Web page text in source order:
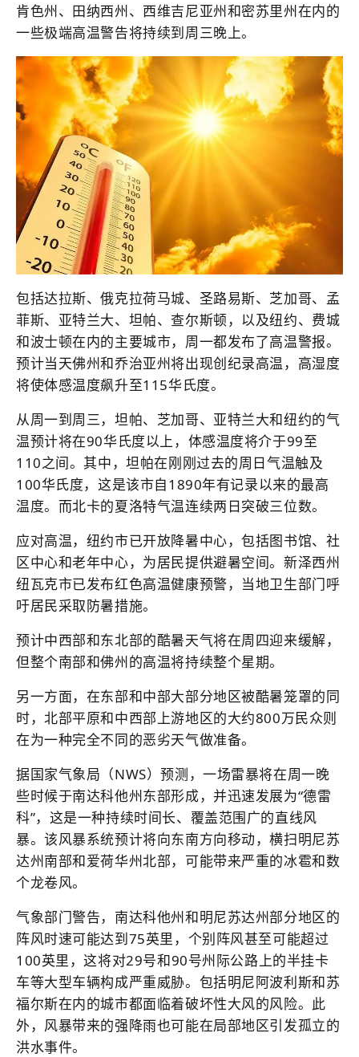
肯色州、田纳西州、西维吉尼亚州和密苏里州在内的
一些极端高温警告将持续到周三晚上。
包括达拉斯、俄克拉荷马城、圣路易斯、芝加哥、孟
菲斯、亚特兰大、坦帕、查尔斯顿，以及纽约、费城
和波士顿在内的主要城市，周一都发布了高温警报。
预计当天佛州和乔治亚州将出现创纪录高温，高湿度
将使体感温度飙升至115华氏度。
从周一到周三，坦帕、芝加哥、亚特兰大和纽约的气
温预计将在90华氏度以上，体感温度将介于99至
110之间。其中，坦帕在刚刚过去的周日气温触及
100华氏度，这是该市自1890年有记录以来的最高
温度。而北卡的夏洛特气温连续两日突破三位数。
应对高温，纽约市已开放降暑中心，包括图书馆、社
区中心和老年中心，为居民提供避暑空间。新泽西州
纽瓦克市已发布红色高温健康预警，当地卫生部门呼
吁居民采取防暑措施。
预计中西部和东北部的酷暑天气将在周四迎来缓解，
但整个南部和佛州的高温将持续整个星期。
另一方面，在东部和中部大部分地区被酷暑笼罩的同
时，北部平原和中西部上游地区的大约800万民众则
在为一种完全不同的恶劣天气做准备。
据国家气象局（NWS）预测，一场雷暴将在周一晚
些时候于南达科他州东部形成，并迅速发展为“德雷
科”，这是一种持续时间长、覆盖范围广的直线风
暴。该风暴系统预计将向东南方向移动，横扫明尼苏
达州南部和爱荷华州北部，可能带来严重的冰雹和数
个龙卷风。
气象部门警告，南达科他州和明尼苏达州部分地区的
阵风时速可能达到75英里，个别阵风甚至可能超过
100英里，这将对29号和90号州际公路上的半挂卡
车等大型车辆构成严重威胁。包括明尼阿波利斯和苏
福尔斯在内的城市都面临着破坏性大风的风险。此
外，风暴带来的强降雨也可能在局部地区引发孤立的
洪水事件。